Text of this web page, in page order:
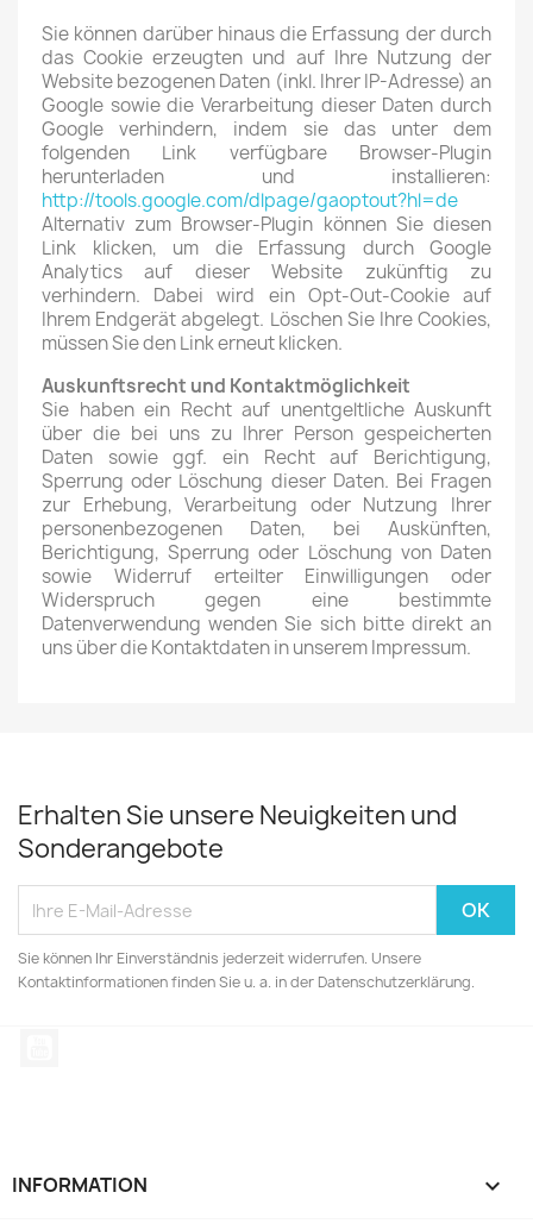
Sie können darüber hinaus die Erfassung der durch
das Cookie erzeugten und auf Ihre Nutzung der
Website bezogenen Daten (inkl. Ihrer IP-Adresse) an
Google sowie die Verarbeitung dieser Daten durch
Google verhindern, indem sie das unter dem
folgenden Link verfügbare Browser-Plugin
herunterladen und installieren:
http://tools.google.com/dlpage/gaoptout?hl=de
Alternativ zum Browser-Plugin können Sie diesen
Link klicken, um die Erfassung durch Google
Analytics auf dieser Website zukünftig zu
verhindern. Dabei wird ein Opt-Out-Cookie auf
Ihrem Endgerät abgelegt. Löschen Sie Ihre Cookies,
müssen Sie den Link erneut klicken.
Auskunftsrecht und Kontaktmöglichkeit
Sie haben ein Recht auf unentgeltliche Auskunft
über die bei uns zu Ihrer Person gespeicherten
Daten sowie ggf. ein Recht auf Berichtigung,
Sperrung oder Löschung dieser Daten. Bei Fragen
zur Erhebung, Verarbeitung oder Nutzung Ihrer
personenbezogenen Daten, bei Auskünften,
Berichtigung, Sperrung oder Löschung von Daten
sowie Widerruf erteilter Einwilligungen oder
Widerspruch gegen eine bestimmte
Datenverwendung wenden Sie sich bitte direkt an
uns über die Kontaktdaten in unserem Impressum.
Erhalten Sie unsere Neuigkeiten und
Sonderangebote
Sie können Ihr Einverständnis jederzeit widerrufen. Unsere
Kontaktinformationen finden Sie u. a. in der Datenschutzerklärung.
INFORMATION 